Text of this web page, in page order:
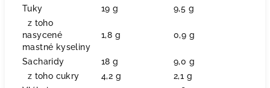
Tuky
19 g
9,5 g
z toho
nasycené
mastné kyseliny
1,8 g 0,9 g
Sacharidy 18 g
9,0 g
z toho cukry
4,2 g
2,1 g